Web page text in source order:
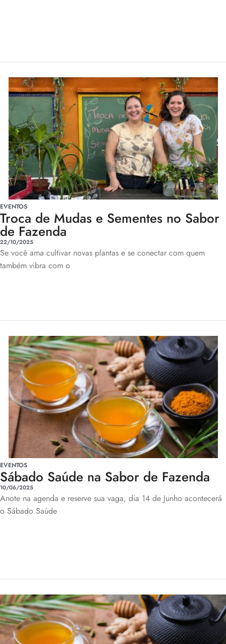
EVENTOS
Troca de Mudas e Sementes no Sabor
de Fazenda
22/10/2025
Se você ama cultivar novas plantas e se conectar com quem
também vibra com o
EVENTOS
Sábado Saúde na Sabor de Fazenda
10/06/2025
Anote na agenda e reserve sua vaga, dia 14 de Junho acontecerá
o Sábado Saúde